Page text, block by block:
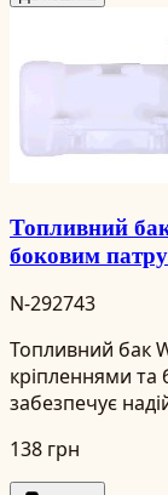
Топливний
боковим
N-292743
Топливний бак
кріпленнями
забезпечує
138 грн